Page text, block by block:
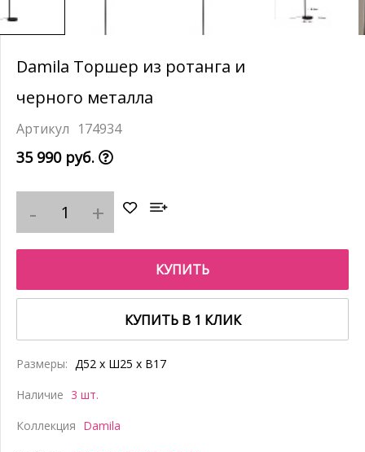
Damila Торшер из ротанга и
черного металла
174934
35 990 руб.
КУПИТЬ
КУПИТЬ В 1 КЛИК
Размеры: Д52 x Ш25 x В17
Наличие 3 шт.
Коллекция Damila